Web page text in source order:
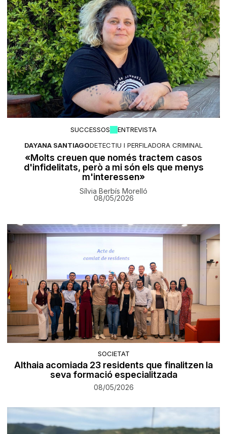
SUCCESSOS
ENTREVISTA
DAYANA SANTIAGODETECTIU I PERFILADORA CRIMINAL
«Molts creuen que només tractem casos
d'infidelitats, però a mi són els que menys
m'interessen»
Sílvia Berbís Morelló
08/05/2026
SOCIETAT
Althaia acomiada 23 residents que finalitzen la
seva formació especialitzada
08/05/2026